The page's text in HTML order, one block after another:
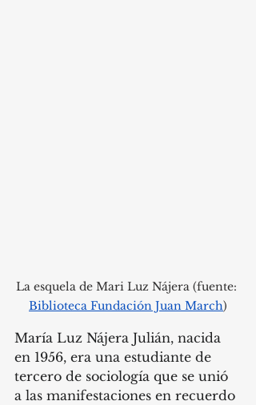
La esquela de Mari Luz Nájera (fuente:
Biblioteca Fundación Juan March)
María Luz Nájera Julián, nacida
en 1956, era una estudiante de
tercero de sociología que se unió
a las manifestaciones en recuerdo